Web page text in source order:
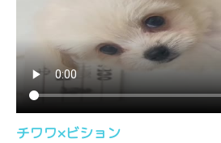
チワワ×ビション